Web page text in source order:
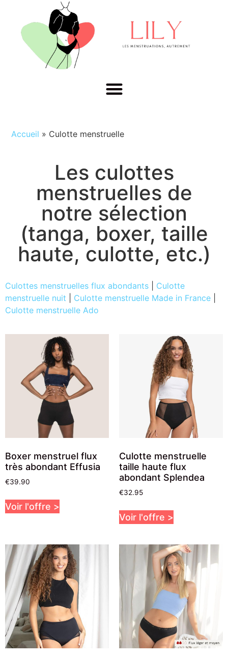
Accueil » Culotte menstruelle
Les culottes
menstruelles de
notre sélection
(tanga, boxer, taille
haute, culotte, etc.)
Culottes menstruelles flux abondants
Culotte
menstruelle nuit
Culotte menstruelle Made in France
Culotte menstruelle Ado
Boxer menstruel flux
très abondant Effusia
€39.90
Voir l'offre >
Culotte menstruelle
taille haute flux
abondant Splendea
€32.95
Voir l'offre >